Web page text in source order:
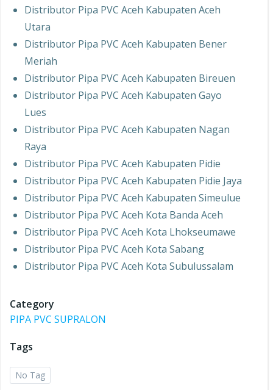
Distributor Pipa PVC Aceh Kabupaten Aceh
Utara
Distributor Pipa PVC Aceh Kabupaten Bener
Meriah
Distributor Pipa PVC Aceh Kabupaten Bireuen
Distributor Pipa PVC Aceh Kabupaten Gayo
Lues
Distributor Pipa PVC Aceh Kabupaten Nagan
Raya
Distributor Pipa PVC Aceh Kabupaten Pidie
Distributor Pipa PVC Aceh Kabupaten Pidie Jaya
Distributor Pipa PVC Aceh Kabupaten Simeulue
Distributor Pipa PVC Aceh Kota Banda Aceh
Distributor Pipa PVC Aceh Kota Lhokseumawe
Distributor Pipa PVC Aceh Kota Sabang
Distributor Pipa PVC Aceh Kota Subulussalam
Category
PIPA PVC SUPRALON
Tags
No Tag